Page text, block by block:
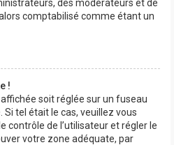
des modérateurs et de
comptabilisé comme étant un
!
affichée soit réglée sur un fuseau
tel était le cas, veuillez vous
contrôle de l’utilisateur et régler le
votre zone adéquate, par